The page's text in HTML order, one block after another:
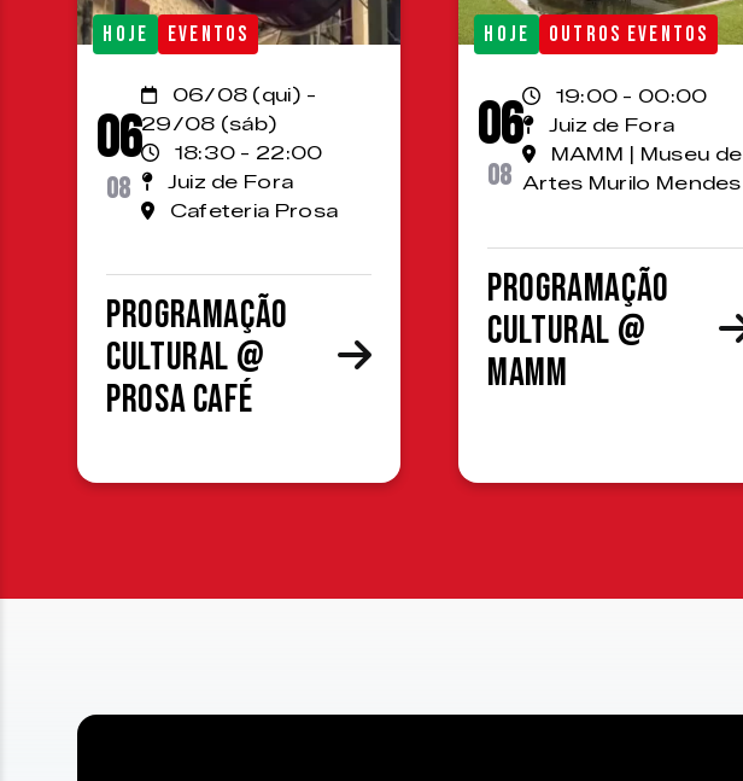
HOJE EVENTOS
06
08
06/08 (qui) -
29/08 (sáb)
18:30 - 22:00
Juiz de Fora
Cafeteria Prosa
Programação
cultural @
Prosa Café
HOJE OUTROS EVENTOS
06
08
19:00 - 00:00
Juiz de Fora
MAMM | Museu de
Artes Murilo Mendes
Programação
cultural @
MAMM